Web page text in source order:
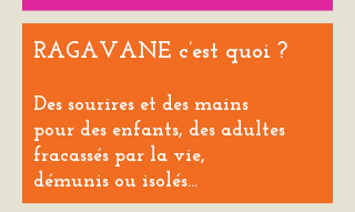
RAGAVANE c’est quoi ?
Des sourires et des mains
pour des enfants, des adultes
fracassés par la vie,
démunis ou isolés…